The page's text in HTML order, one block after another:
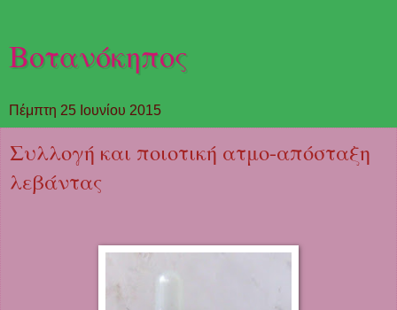
Βοτανόκηπος
Πέμπτη 25 Ιουνίου 2015
Συλλογή και ποιοτική ατμο-απόσταξη
λεβάντας